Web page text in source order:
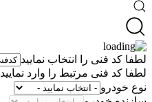
لطفا کد فنی را انتخاب نمایید
لطفا کد فنی مرتبط را وارد نمایید
نوع خودرو